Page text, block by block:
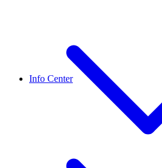
Info Center